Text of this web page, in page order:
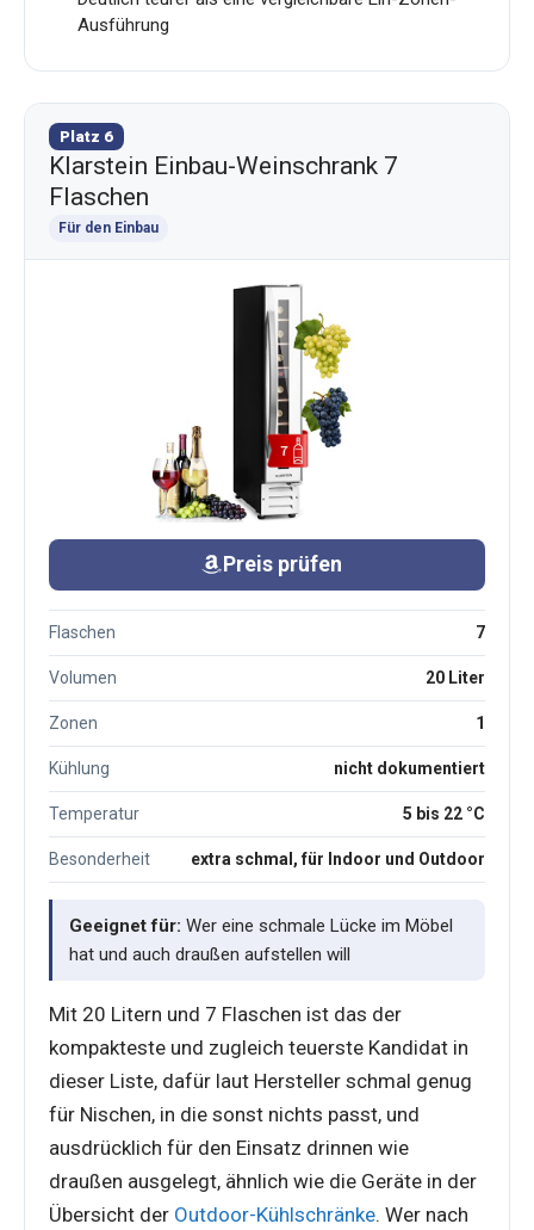
Ausführung
Platz 6
Klarstein Einbau-Weinschrank 7
Flaschen
Für den Einbau
Preis prüfen
Flaschen 7
Volumen 20 Liter
Zonen 1
Kühlung nicht dokumentiert
Temperatur 5 bis 22 °C
Besonderheit extra schmal, für Indoor und Outdoor
Geeignet für: Wer eine schmale Lücke im Möbel
hat und auch draußen aufstellen will
Mit 20 Litern und 7 Flaschen ist das der
kompakteste und zugleich teuerste Kandidat in
dieser Liste, dafür laut Hersteller schmal genug
für Nischen, in die sonst nichts passt, und
ausdrücklich für den Einsatz drinnen wie
draußen ausgelegt, ähnlich wie die Geräte in der
Übersicht der Outdoor-Kühlschränke. Wer nach